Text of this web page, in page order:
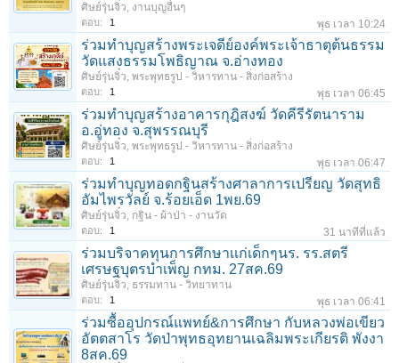
ศิษย์รุ่นจิ๋ว, งานบุญอื่นๆ
ตอบ: 1 พุธ เวลา 10:24
ร่วมทําบุญสร้างพระเจดีย์องค์พระเจ้าธาตุต้นธรรม
วัดแสงธรรมโพธิญาณ จ.อ่างทอง
ศิษย์รุ่นจิ๋ว, พระพุทธรูป - วิหารทาน - สิ่งก่อสร้าง
ตอบ: 1 พุธ เวลา 06:45
ร่วมทำบุญสร้างอาคารกุฎิสงฆ์ วัดคีรีรัตนาราม
อ.อู่ทอง จ.สุพรรณบุรี
ศิษย์รุ่นจิ๋ว, พระพุทธรูป - วิหารทาน - สิ่งก่อสร้าง
ตอบ: 1 พุธ เวลา 06:47
ร่วมทําบุญทอดกฐินสร้างศาลาการเปรียญ วัดสุทธิ
อัมไพรวัลย์ จ.ร้อยเอ็ด 1พย.69
ศิษย์รุ่นจิ๋ว, กฐิน - ผ้าป่า - งานวัด
ตอบ: 1 31 นาทีที่แล้ว
ร่วมบริจาคทุนการศึกษาเเก่เด็กๆนร. รร.สตรี
เศรษฐบุตรบำเพ็ญ กทม. 27สค.69
ศิษย์รุ่นจิ๋ว, ธรรมทาน - วิทยาทาน
ตอบ: 1 พุธ เวลา 06:41
ร่วมซื้ออุปกรณ์แพทย์&การศึกษา กับหลวงพ่อเขียว
อัตตสาโร วัดป่าพุทธอุทยานเฉลิมพระเกียรติ พังงา
8สค.69